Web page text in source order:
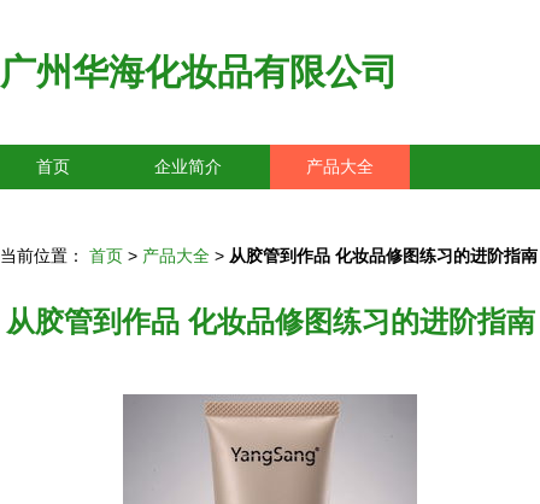
广州华海化妆品有限公司
首页 企业简介 产品大全
当前位置： 首页 > 产品大全 > 从胶管到作品 化妆品修图练习的进阶指南
从胶管到作品 化妆品修图练习的进阶指南